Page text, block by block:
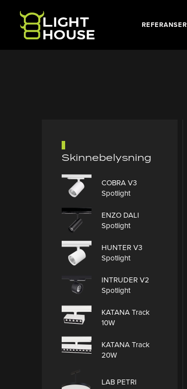
Skip to main content REFERANSER
Skinnebelysning
COBRA V3
Spotlight
ENZO DALI
Spotlight
HUNTER V3
Spotlight
INTRUDER V2
Spotlight
KATANA Track
10W
KATANA Track
20W
LAB PETRI